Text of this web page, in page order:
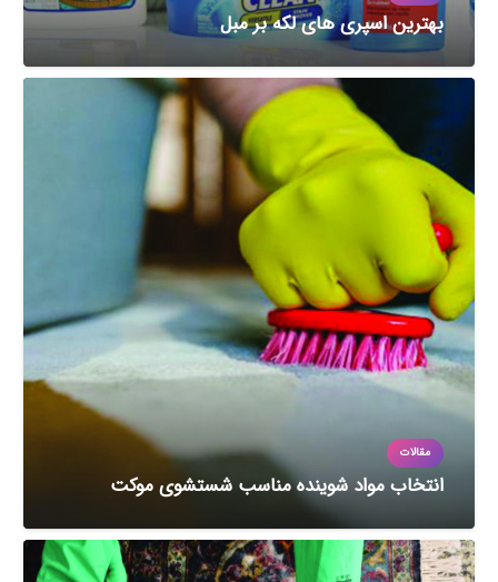
بهترین اسپری‌ های لکه‌ بر مبل
مقالات
انتخاب مواد شوینده مناسب شستشوی موکت